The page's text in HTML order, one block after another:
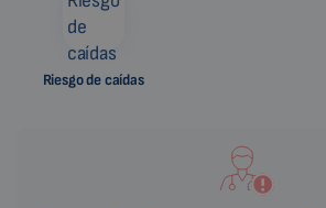
Riesgo de caídas